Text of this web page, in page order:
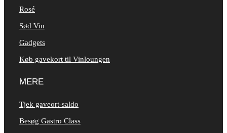
Rosé
Sød Vin
Gadgets
Køb gavekort til Vinloungen
MERE
Tjek gaveort-saldo
Besøg Gastro Class